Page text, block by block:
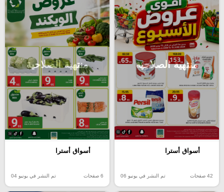
منتهية الصلاحية
أسواق أسترا
42 صفحات تم النشر في يونيو 06
منتهية الصلاحية
أسواق أسترا
6 صفحات تم النشر في يونيو 04